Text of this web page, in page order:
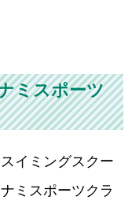
ミスポーツ
イミングスクー
ミスポーツクラ